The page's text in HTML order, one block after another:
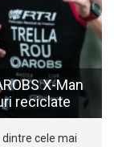
X-Man
reciclate
cele mai